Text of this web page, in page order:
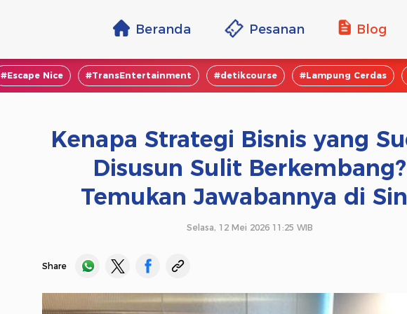
Beranda Pesanan Blog
#Escape Nice #TransEntertainment #detikcourse #Lampung Cerdas
Kenapa Strategi Bisnis yang
Disusun Sulit Berkembang?
Temukan Jawabannya di
Selasa, 12 Mei 2026 11:25 WIB
Share